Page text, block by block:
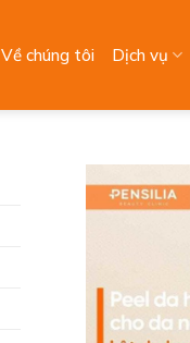
Về chúng tôi Dịch vụ